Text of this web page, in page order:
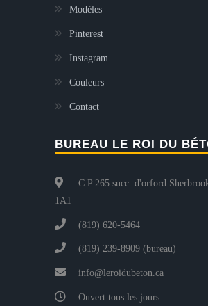
Modèles
Pinterest
Instagram
Couleurs
Contact
BUREAU LE ROI DU
C.P 265 succ. d'orford
1A1
(819) 620-5464
(819) 239-8909 (bureau)
info@leroidubeton.ca
Ouvert tous les jours